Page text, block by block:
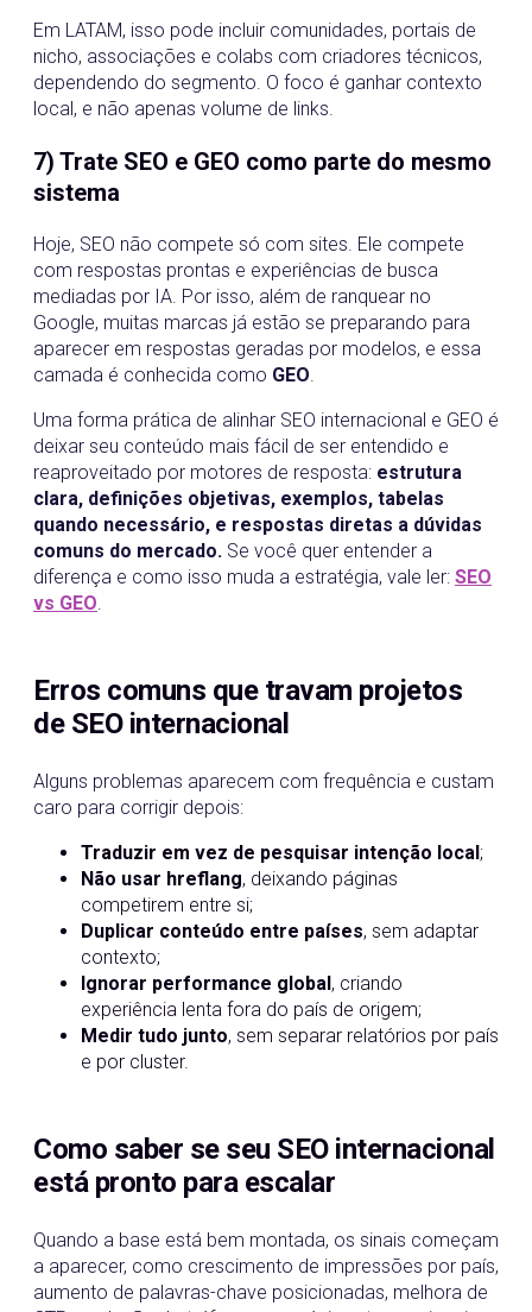
Em LATAM, isso pode incluir comunidades, portais de
nicho, associações e colabs com criadores técnicos,
dependendo do segmento. O foco é ganhar contexto
local, e não apenas volume de links.
7) Trate SEO e GEO como parte do mesmo
sistema
Hoje, SEO não compete só com sites. Ele compete
com respostas prontas e experiências de busca
mediadas por IA. Por isso, além de ranquear no
Google, muitas marcas já estão se preparando para
aparecer em respostas geradas por modelos, e essa
camada é conhecida como GEO.
Uma forma prática de alinhar SEO internacional e GEO é
deixar seu conteúdo mais fácil de ser entendido e
reaproveitado por motores de resposta: estrutura
clara, definições objetivas, exemplos, tabelas
quando necessário, e respostas diretas a dúvidas
comuns do mercado. Se você quer entender a
diferença e como isso muda a estratégia, vale ler: SEO
vs GEO.
Erros comuns que travam projetos
de SEO internacional
Alguns problemas aparecem com frequência e custam
caro para corrigir depois:
Traduzir em vez de pesquisar intenção local;
Não usar hreflang, deixando páginas
competirem entre si;
Duplicar conteúdo entre países, sem adaptar
contexto;
Ignorar performance global, criando
experiência lenta fora do país de origem;
Medir tudo junto, sem separar relatórios por país
e por cluster.
Como saber se seu SEO internacional
está pronto para escalar
Quando a base está bem montada, os sinais começam
a aparecer, como crescimento de impressões por país,
aumento de palavras-chave posicionadas, melhora de